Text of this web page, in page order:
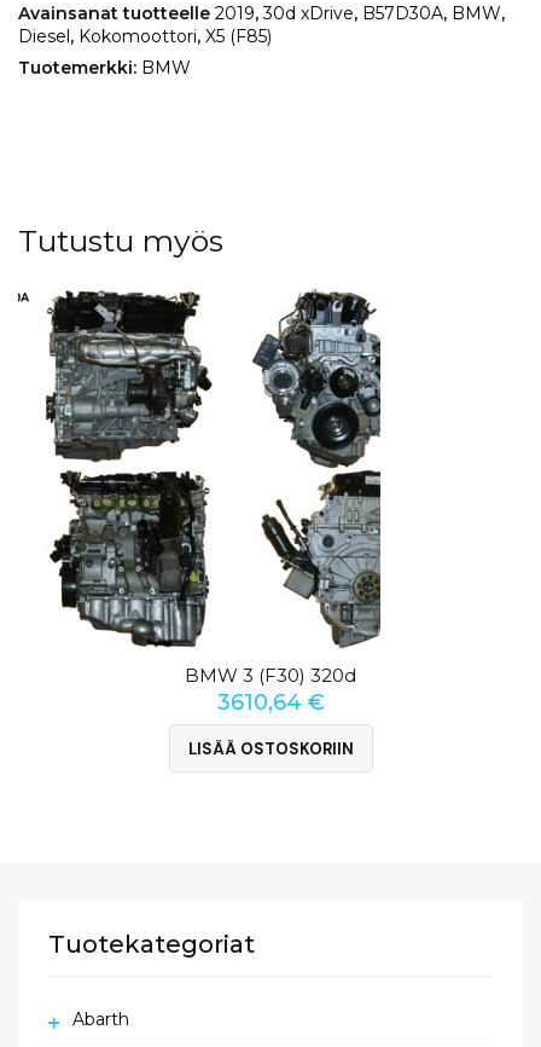
Avainsanat tuotteelle 2019,30d xDrive, B57D30A, BMW,
Diesel, Kokomoottori, X5 (F85)
Tuotemerkki: BMW
Tutustu myös
BMW 3 (F30) 320d
3610,64 €
LISÄÄ OSTOSKORIIN
Tuotekategoriat
Abarth